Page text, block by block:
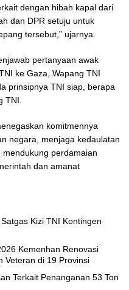
dengan hibah kapal dari
dan DPR setuju untuk
tersebut,” ujarnya.
pertanyaan awak
ke Gaza, Wapang TNI
prinsipnya TNI siap, berapa
TNI.
komitmennya
negara, menjaga kedaulatan
perdamaian
dan amanat
Kizi TNI Kontingen
Kemenhan Renovasi
Veteran di 19 Provinsi
Terkait Penanganan 53 Ton